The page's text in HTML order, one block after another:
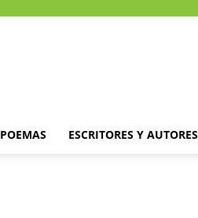
POEMAS ESCRITORES Y AUTORES